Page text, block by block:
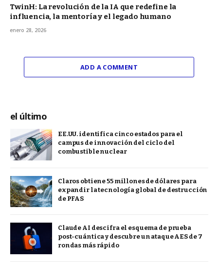
TwinH: La revolución de la IA que redefine la
influencia, la mentoría y el legado humano
enero 28, 2026
ADD A COMMENT
el último
EE.UU. identifica cinco estados para el
campus de innovación del ciclo del
combustible nuclear
Claros obtiene 55 millones de dólares para
expandir la tecnología global de destrucción
de PFAS
Claude AI descifra el esquema de prueba
post-cuántica y descubre un ataque AES de 7
rondas más rápido